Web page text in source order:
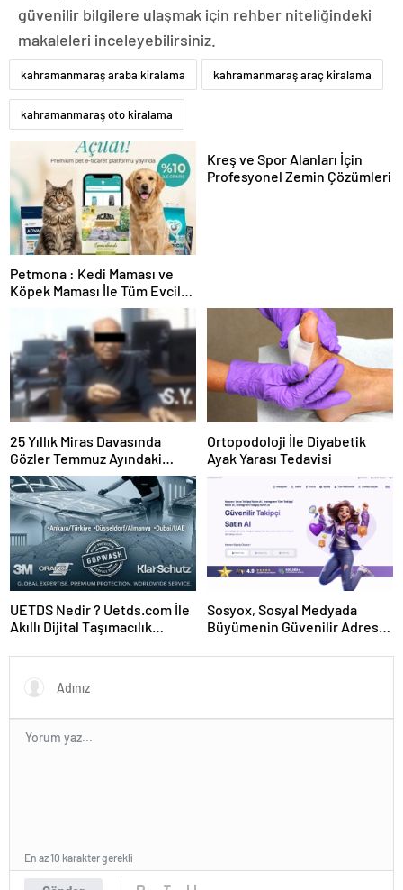
güvenilir bilgilere ulaşmak için rehber niteliğindeki
makaleleri inceleyebilirsiniz.
kahramanmaraş araba kiralama kahramanmaraş araç kiralama
kahramanmaraş oto kiralama
Petmona : Kedi Maması ve
Köpek Maması İle Tüm Evcil
Kreş ve Spor Alanları İçin
Profesyonel Zemin Çözümleri
25 Yıllık Miras Davasında
Gözler Temmuz Ayındaki
Karar Duruşmasına Çevrildi
Ortopodoloji İle Diyabetik
Ayak Yarası Tedavisi
UETDS Nedir ? Uetds.com İle
Akıllı Dijital Taşımacılık
Sosyox, Sosyal Medyada
Büyümenin Güvenilir Adresi
En az 10 karakter gerekli